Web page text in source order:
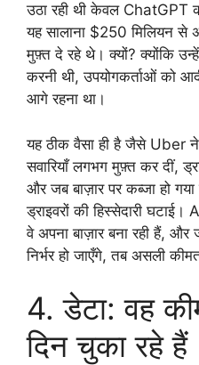
उठा रही थी केवल ChatGPT
यह सालाना $250 मिलियन
मुफ़्त दे रहे थे। क्यों? क्योंकि
करनी थी, उपयोगकर्ताओं को
आगे रहना था।
यह ठीक वैसा ही है जैसे Uber
सवारियाँ लगभग मुफ़्त कर दीं,
और जब बाज़ार पर कब्जा हो
ड्राइवरों की हिस्सेदारी
वे अपना बाज़ार बना रही हैं, और
निर्भर हो जाएँगे, तब असली
4. डेटा: वह
दिन चुका रहे हैं